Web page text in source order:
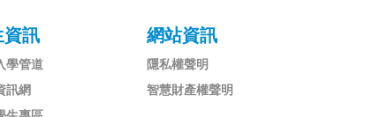
資訊
學管道
訊網
網站資訊
隱私權聲明
智慧財產權聲明